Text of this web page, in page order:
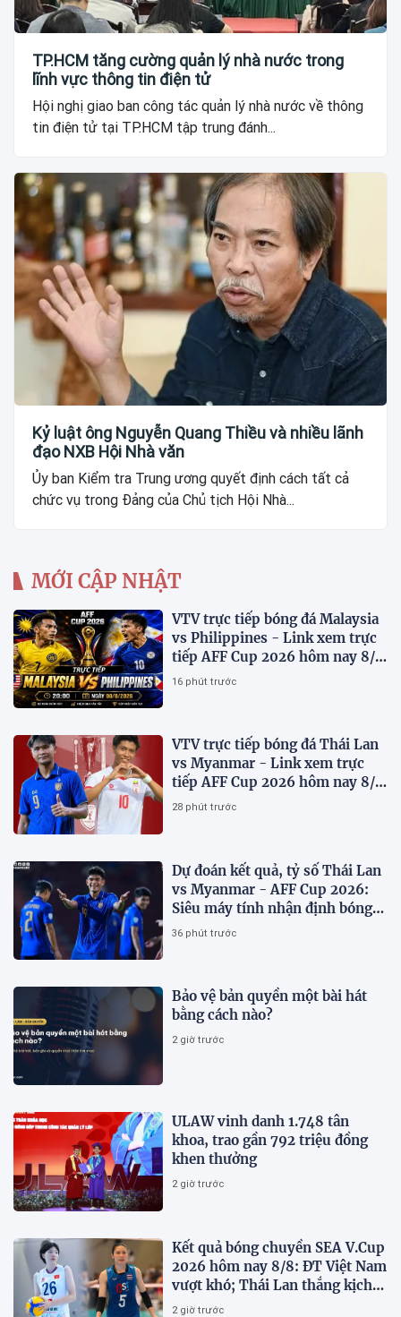
TP.HCM tăng cường quản lý nhà nước trong
lĩnh vực thông tin điện tử
Hội nghị giao ban công tác quản lý nhà nước về thông
tin điện tử tại TP.HCM tập trung đánh...
Kỷ luật ông Nguyễn Quang Thiều và nhiều lãnh
đạo NXB Hội Nhà văn
Ủy ban Kiểm tra Trung ương quyết định cách tất cả
chức vụ trong Đảng của Chủ tịch Hội Nhà...
MỚI CẬP NHẬT
VTV trực tiếp bóng đá Malaysia
vs Philippines - Link xem trực
tiếp AFF Cup 2026 hôm nay 8/8
trên VTV7
16 phút trước
VTV trực tiếp bóng đá Thái Lan
vs Myanmar - Link xem trực
tiếp AFF Cup 2026 hôm nay 8/8
trên VTV6
28 phút trước
Dự đoán kết quả, tỷ số Thái Lan
vs Myanmar - AFF Cup 2026:
Siêu máy tính nhận định bóng
đá hôm nay 8/8
36 phút trước
Bảo vệ bản quyền một bài hát
bằng cách nào?
2 giờ trước
ULAW vinh danh 1.748 tân
khoa, trao gần 792 triệu đồng
khen thưởng
2 giờ trước
Kết quả bóng chuyền SEA V.Cup
2026 hôm nay 8/8: ĐT Việt Nam
vượt khó; Thái Lan thắng kịch
tính
2 giờ trước